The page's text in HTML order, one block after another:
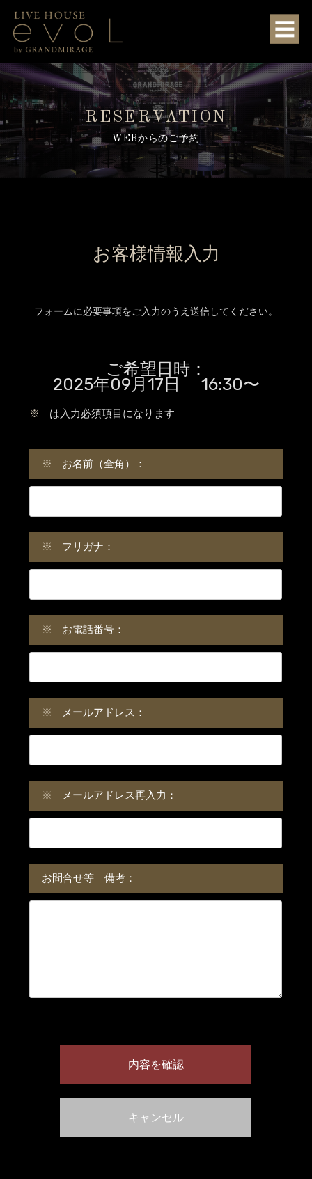
RESERVATION
WEBからのご予約
お客様情報入力
フォームに必要事項をご入力のうえ送信してください。
ご希望日時：
2025年09月17日 16:30〜
※ は入力必須項目になります
※ お名前（全角）：
※ フリガナ：
※ お電話番号：
※ メールアドレス：
※ メールアドレス再入力：
お問合せ等 備考：